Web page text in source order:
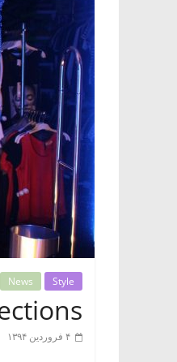
بخری
News Style
۴ فروردین ۱۳۹۴